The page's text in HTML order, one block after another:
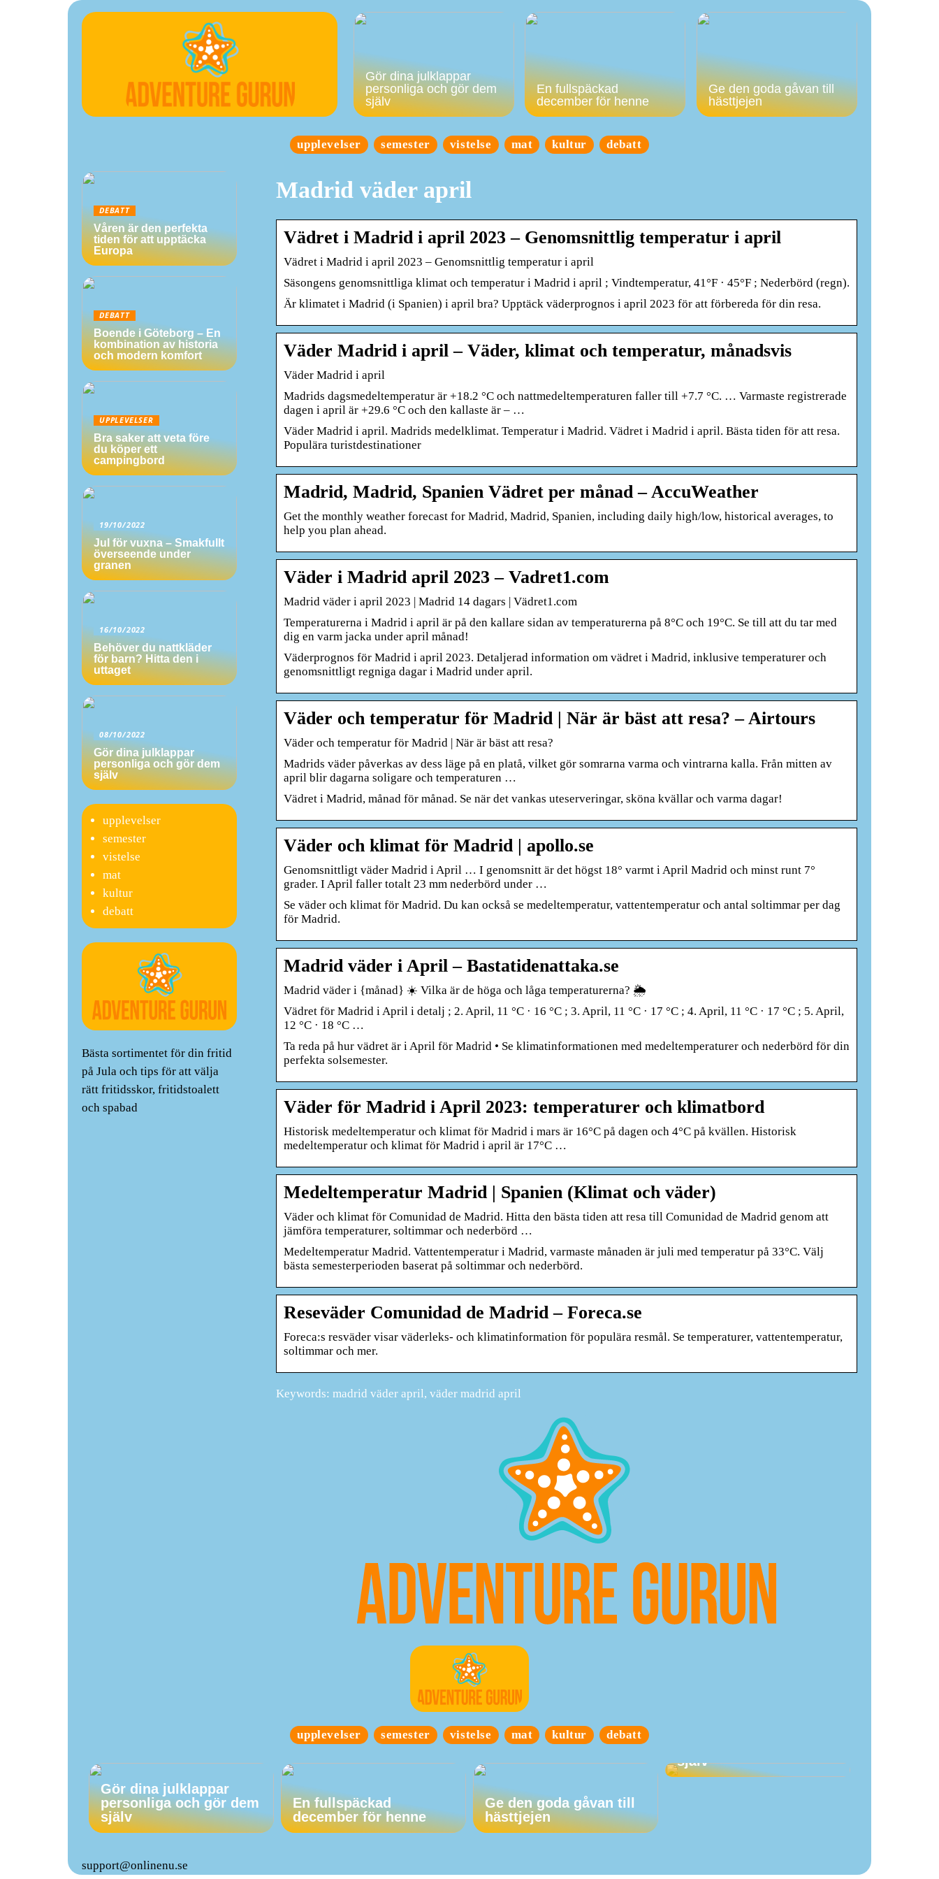
Gör dina julklappar
personliga och gör dem
själv
En fullspäckad
december för henne
Ge den goda gåvan till
hästtjejen
upplevelser semester vistelse mat kultur debatt
Madrid väder april
Vädret i Madrid i april 2023 – Genomsnittlig temperatur i april
Vädret i Madrid i april 2023 – Genomsnittlig temperatur i april
Säsongens genomsnittliga klimat och temperatur i Madrid i april ; Vindtemperatur, 41°F · 45°F ; Nederbörd (regn).
Är klimatet i Madrid (i Spanien) i april bra? Upptäck väderprognos i april 2023 för att förbereda för din resa.
Väder Madrid i april – Väder, klimat och temperatur, månadsvis
Väder Madrid i april
Madrids dagsmedeltemperatur är +18.2 °C och nattmedeltemperaturen faller till +7.7 °C. … Varmaste registrerade
dagen i april är +29.6 °C och den kallaste är – …
Väder Madrid i april. Madrids medelklimat. Temperatur i Madrid. Vädret i Madrid i april. Bästa tiden för att resa.
Populära turistdestinationer
Madrid, Madrid, Spanien Vädret per månad – AccuWeather
Get the monthly weather forecast for Madrid, Madrid, Spanien, including daily high/low, historical averages, to
help you plan ahead.
Väder i Madrid april 2023 – Vadret1.com
Madrid väder i april 2023 | Madrid 14 dagars | Vädret1.com
Temperaturerna i Madrid i april är på den kallare sidan av temperaturerna på 8°C och 19°C. Se till att du tar med
dig en varm jacka under april månad!
Väderprognos för Madrid i april 2023. Detaljerad information om vädret i Madrid, inklusive temperaturer och
genomsnittligt regniga dagar i Madrid under april.
Väder och temperatur för Madrid | När är bäst att resa? – Airtours
Väder och temperatur för Madrid | När är bäst att resa?
Madrids väder påverkas av dess läge på en platå, vilket gör somrarna varma och vintrarna kalla. Från mitten av
april blir dagarna soligare och temperaturen …
Vädret i Madrid, månad för månad. Se när det vankas uteserveringar, sköna kvällar och varma dagar!
Väder och klimat för Madrid | apollo.se
Genomsnittligt väder Madrid i April … I genomsnitt är det högst 18° varmt i April Madrid och minst runt 7°
grader. I April faller totalt 23 mm nederbörd under …
Se väder och klimat för Madrid. Du kan också se medeltemperatur, vattentemperatur och antal soltimmar per dag
för Madrid.
Madrid väder i April – Bastatidenattaka.se
Madrid väder i {månad} ☀️ Vilka är de höga och låga temperaturerna? 🌦️
Vädret för Madrid i April i detalj ; 2. April, 11 °C · 16 °C ; 3. April, 11 °C · 17 °C ; 4. April, 11 °C · 17 °C ; 5. April,
12 °C · 18 °C …
Ta reda på hur vädret är i April för Madrid • Se klimatinformationen med medeltemperaturer och nederbörd för din
perfekta solsemester.
Väder för Madrid i April 2023: temperaturer och klimatbord
Historisk medeltemperatur och klimat för Madrid i mars är 16°C på dagen och 4°C på kvällen. Historisk
medeltemperatur och klimat för Madrid i april är 17°C …
Medeltemperatur Madrid | Spanien (Klimat och väder)
Väder och klimat för Comunidad de Madrid. Hitta den bästa tiden att resa till Comunidad de Madrid genom att
jämföra temperaturer, soltimmar och nederbörd …
Medeltemperatur Madrid. Vattentemperatur i Madrid, varmaste månaden är juli med temperatur på 33°C. Välj
bästa semesterperioden baserat på soltimmar och nederbörd.
Reseväder Comunidad de Madrid – Foreca.se
Foreca:s resväder visar väderleks- och klimatinformation för populära resmål. Se temperaturer, vattentemperatur,
soltimmar och mer.
Keywords: madrid väder april, väder madrid april
DEBATT
Våren är den perfekta
tiden för att upptäcka
Europa
DEBATT
Boende i Göteborg – En
kombination av historia
och modern komfort
UPPLEVELSER
Bra saker att veta före
du köper ett
campingbord
19/10/2022
Jul för vuxna – Smakfullt
överseende under
granen
16/10/2022
Behöver du nattkläder
för barn? Hitta den i
uttaget
08/10/2022
Gör dina julklappar
personliga och gör dem
själv
upplevelser
semester
vistelse
mat
kultur
debatt
Bästa sortimentet för din fritid
på Jula och tips för att välja
rätt fritidsskor, fritidstoalett
och spabad
upplevelser semester vistelse mat kultur debatt
Gör dina julklappar
personliga och gör dem
själv
En fullspäckad
december för henne
Ge den goda gåvan till
hästtjejen
själv
support@onlinenu.se